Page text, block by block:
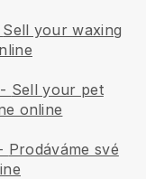
Sell your waxing
- Sell your pet
online
Prodáváme své